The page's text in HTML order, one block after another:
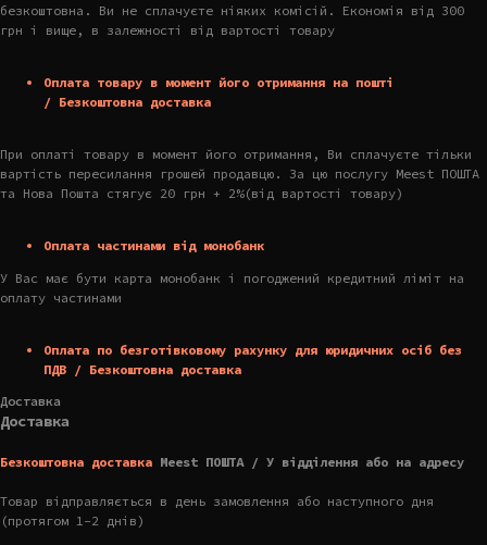
безкоштовна. Ви не сплачуєте ніяких комісій. Економія від 300
грн і вище, в залежності від вартості товару
Оплата товару в момент його отримання на пошті
/ Безкоштовна доставка
При оплаті товару в момент його отримання, Ви сплачуєте тільки
вартість пересилання грошей продавцю. За цю послугу Meest ПОШТА
та Нова Пошта стягує 20 грн + 2%(від вартості товару)
Оплата частинами від монобанк
У Вас має бути карта монобанк і погоджений кредитний ліміт на
оплату частинами
Оплата по безготівковому рахунку для юридичних осіб без
ПДВ / Безкоштовна доставка
Доставка
Доставка
Безкоштовна доставка Meest ПОШТА / У відділення або на адресу
Товар відправляється в день замовлення або наступного дня
(протягом 1-2 днів)